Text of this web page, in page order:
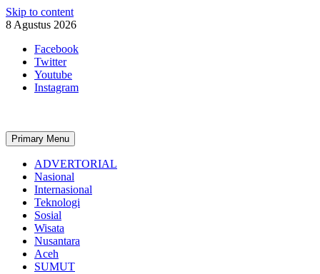
Skip to content
8 Agustus 2026
Facebook
Twitter
Youtube
Instagram
Primary Menu
ADVERTORIAL
Nasional
Internasional
Teknologi
Sosial
Wisata
Nusantara
Aceh
SUMUT